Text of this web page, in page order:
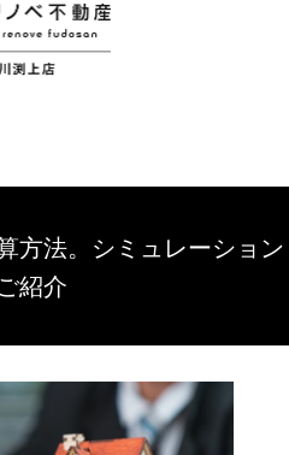
方法。シミュレーション
紹介